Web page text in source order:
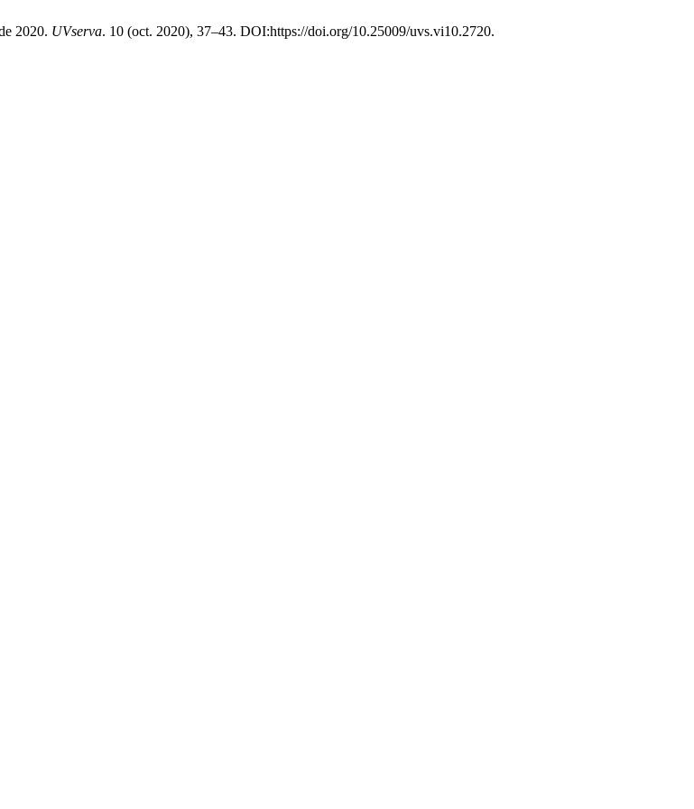
2020. UVserva. 10 (oct. 2020), 37–43. DOI:https://doi.org/10.25009/uvs.vi10.2720.